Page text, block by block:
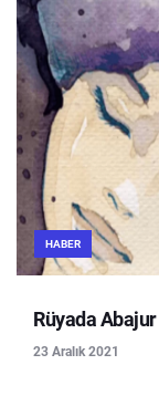
HABER
Rüyada
23 Aralık 2021